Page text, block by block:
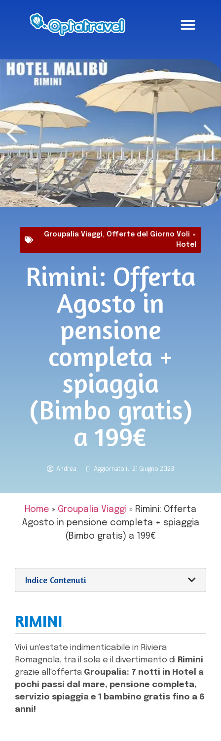
Groupalia Viaggi, Offerte del Giorno Voli +
Hotel
Rimini: Offerta
Agosto in
pensione
completa +
spiaggia
(Bimbo gratis)
a 199€
Andrea Aggiornato il: 21 Giugno 2023
Home » Groupalia Viaggi » Rimini: Offerta
Agosto in pensione completa + spiaggia
(Bimbo gratis) a 199€
Indice Contenuti
RIMINI
Vivi un'estate indimenticabile in Riviera
Romagnola, tra il sole e il divertimento di Rimini
grazie all'offerta Groupalia: 7 notti in Hotel a
pochi passi dal mare, pensione completa,
servizio spiaggia e 1 bambino gratis fino a 6
anni!